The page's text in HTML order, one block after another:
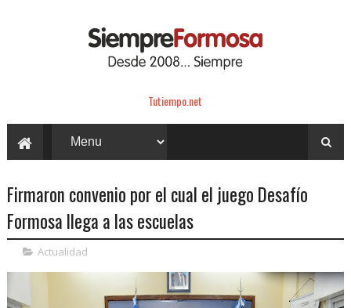
Tutiempo.net
Firmaron convenio por el cual el juego Desafío
Formosa llega a las escuelas
Actualidad